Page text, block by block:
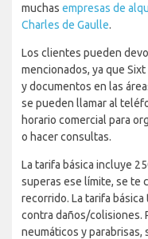
muchas empresas de
Charles de Gaulle.
Los clientes pueden
mencionados, ya que
y documentos en las
se pueden llamar al
horario comercial para
o hacer consultas.
La tarifa básica incluye
superas ese límite, se te
recorrido. La tarifa
contra daños/colisiones.
neumáticos y